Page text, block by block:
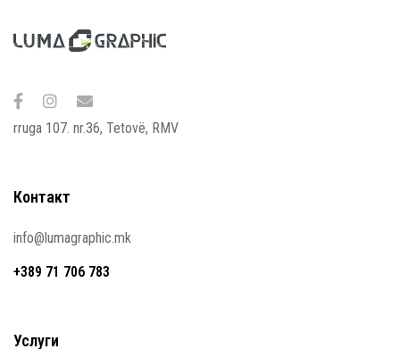
rruga 107. nr.36, Tetovë, RMV
Контакт
info@lumagraphic.mk
+389 71 706 783
Услуги